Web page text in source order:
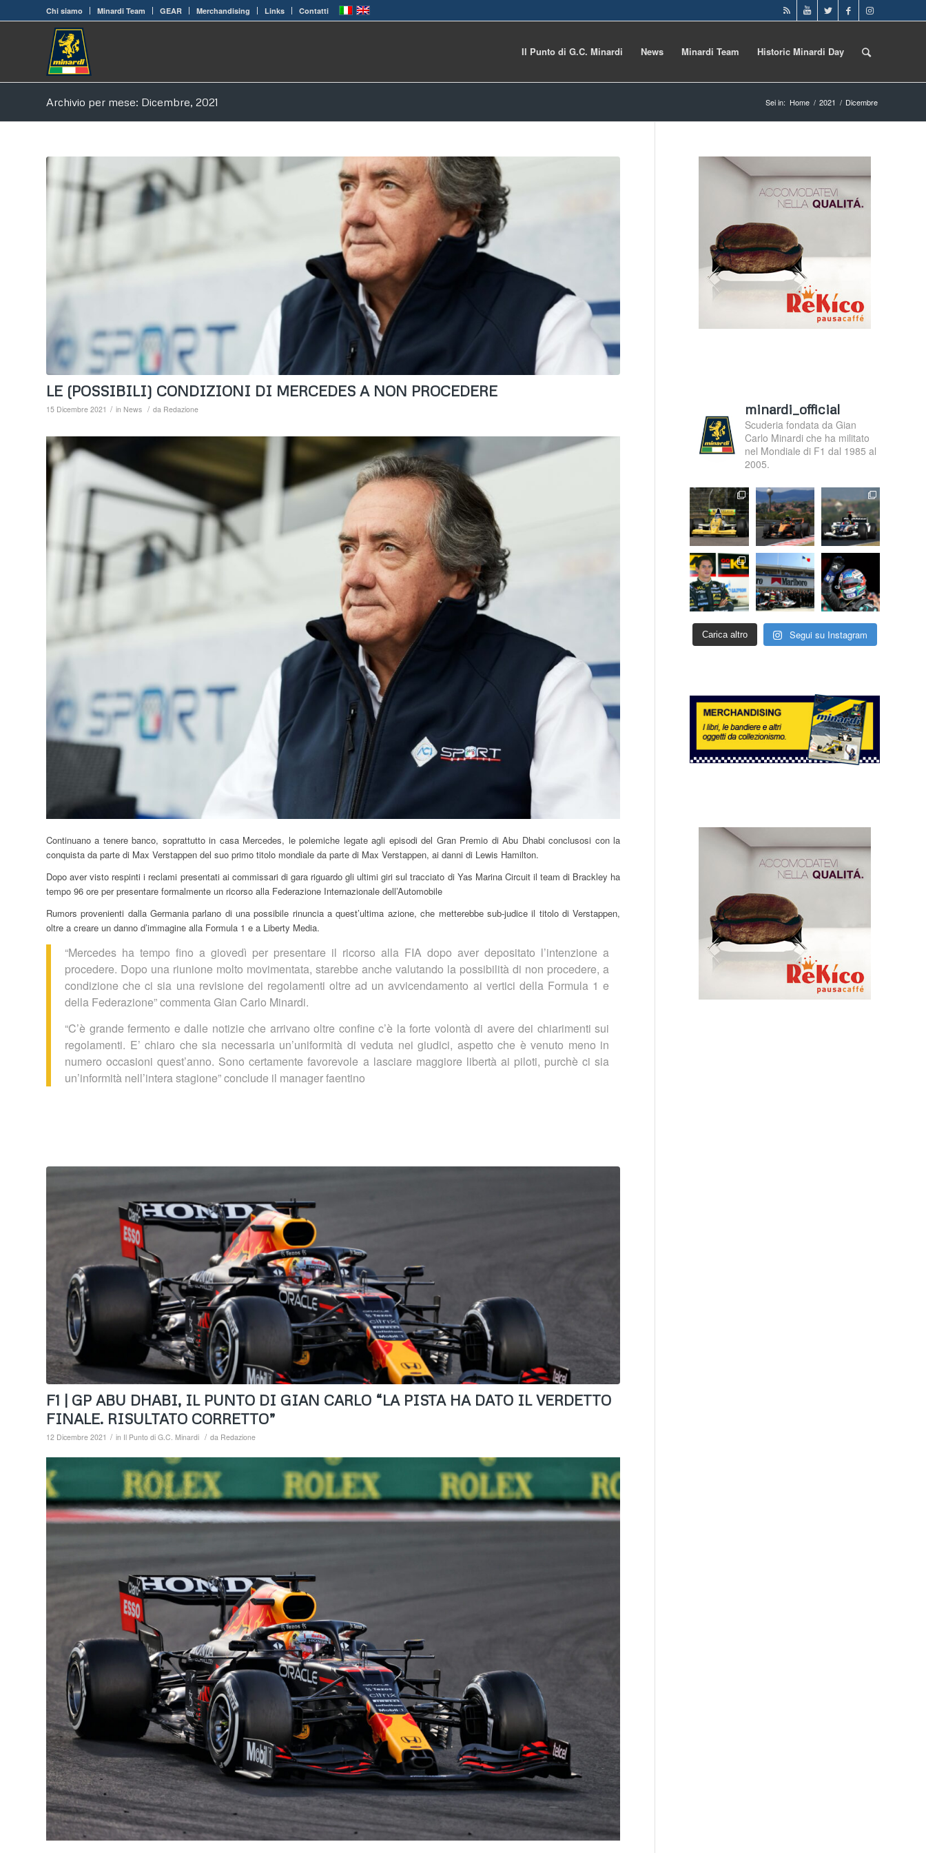
Chi siamo Minardi Team GEAR Merchandising Links Contatti
Il Punto di G.C. Minardi News Minardi Team Historic Minardi Day
Archivio per mese: Dicembre, 2021 Sei in: Home / 2021 / Dicembre
LE (POSSIBILI) CONDIZIONI DI MERCEDES A NON PROCEDERE
15 Dicembre 2021 / in News / da Redazione
Continuano a tenere banco, soprattutto in casa Mercedes, le polemiche legate agli episodi del Gran Premio di Abu Dhabi conclusosi con la
conquista da parte di Max Verstappen del suo primo titolo mondiale da parte di Max Verstappen, ai danni di Lewis Hamilton.
Dopo aver visto respinti i reclami presentati ai commissari di gara riguardo gli ultimi giri sul tracciato di Yas Marina Circuit il team di Brackley ha
tempo 96 ore per presentare formalmente un ricorso alla Federazione Internazionale dell’Automobile
Rumors provenienti dalla Germania parlano di una possibile rinuncia a quest’ultima azione, che metterebbe sub-judice il titolo di Verstappen,
oltre a creare un danno d’immagine alla Formula 1 e a Liberty Media.
“Mercedes ha tempo fino a giovedì per presentare il ricorso alla FIA dopo aver depositato l’intenzione a
procedere. Dopo una riunione molto movimentata, starebbe anche valutando la possibilità di non procedere, a
condizione che ci sia una revisione dei regolamenti oltre ad un avvicendamento ai vertici della Formula 1 e
della Federazione” commenta Gian Carlo Minardi.
“C’è grande fermento e dalle notizie che arrivano oltre confine c’è la forte volontà di avere dei chiarimenti sui
regolamenti. E’ chiaro che sia necessaria un’uniformità di veduta nei giudici, aspetto che è venuto meno in
numero occasioni quest’anno. Sono certamente favorevole a lasciare maggiore libertà ai piloti, purchè ci sia
un’informità nell’intera stagione” conclude il manager faentino
F1 | GP ABU DHABI, IL PUNTO DI GIAN CARLO “LA PISTA HA DATO IL VERDETTO
FINALE. RISULTATO CORRETTO”
12 Dicembre 2021 / in Il Punto di G.C. Minardi / da Redazione
minardi_official
Scuderia fondata da Gian
Carlo Minardi che ha militato
nel Mondiale di F1 dal 1985 al
2005.
Carica altro Segui su Instagram